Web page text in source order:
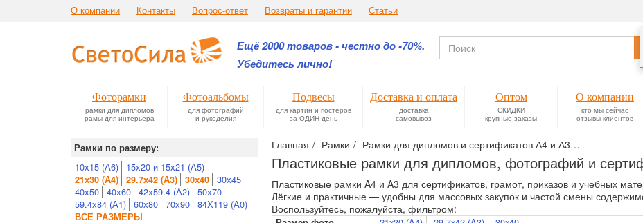
О компании Контакты Вопрос-ответ Возвраты и гарантии Статьи
Ещё 2000 товаров - честно до -70%.
Убедитесь лично!
Фоторамки
рамки для дипломов
рамы для интерьера
Фотоальбомы
для фотографий
и рукоделия
Подвесы
для картин и постеров
за ОДИН день
Доставка и оплата
доставка
самовывоз
Оптом
СКИДКИ
крупные заказы
О компании
кто мы сейчас
отзывы клиентов
Главная Рамки Рамки для дипломов и сертификатов А4 и А3
Пластиковые рамки для дипломов, фотографий и
Рамки по размеру:
10х15 (А6) 15х20 и 15х21 (А5)
21х30 (А4) 29.7х42 (А3) 30х40
30х45
40х50 40х60 42х59.4 (А2) 50х70
59.4х84 (А1) 60х80 70х90 84Х119 (А0)
ВСЕ РАЗМЕРЫ
Пластиковые рамки A4 и A3 для сертификатов, грамот, приказов и учебных
Лёгкие и практичные — удобны для массовых закупок и частой смены
Воспользуйтесь, пожалуйста, фильтром: